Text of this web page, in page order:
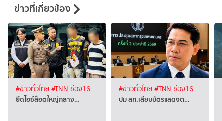
ข่าวที่เกี่ยวข้อง
#ข่าวทั่วไทย#TNN ช่อง16
ยึดไอซ์ล็อตใหญ่กลาง…
#ข่าวทั่วไทย#TNN ช่อง16
ปม สก.เสียบบัตรแสดงต…